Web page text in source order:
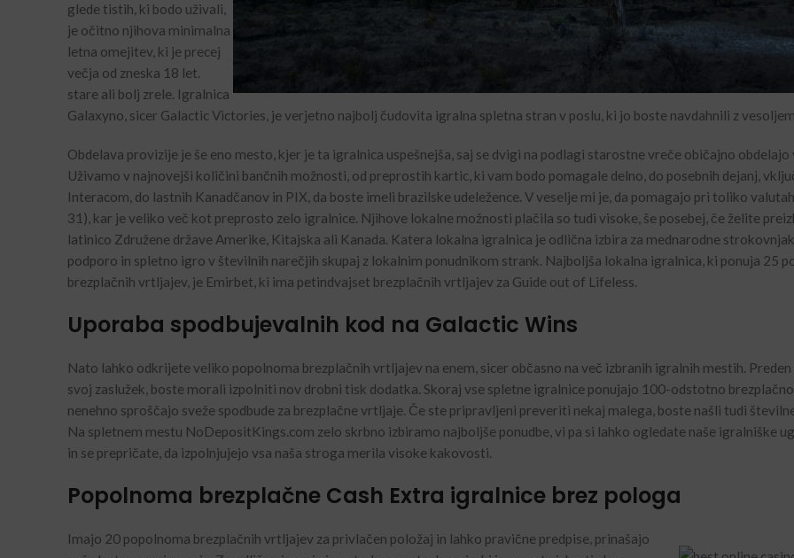
glede tistih, ki bodo uživali,
je očitno njihova minimalna
letna omejitev, ki je precej
večja od zneska 18 let.
stare ali bolj zrele. Igralnica
Galaxyno, sicer Galactic Victories, je verjetno najbolj čudovita igralna spletna stran v poslu, ki jo boste navdahnili z
Obdelava provizije je še eno mesto, kjer je ta igralnica uspešnejša, saj se dvigi na podlagi starostne vreče običajno obdelajo
Uživamo v najnovejši količini bančnih možnosti, od preprostih kartic, ki vam bodo pomagale delno, do posebnih dejanj,
Interacom, do lastnih Kanadčanov in PIX, da boste imeli brazilske udeležence. V veselje mi je, da pomagajo pri toliko
31), kar je veliko več kot preprosto zelo igralnice. Njihove lokalne možnosti plačila so tudi visoke, še posebej, če želite
latinico Združene države Amerike, Kitajska ali Kanada. Katera lokalna igralnica je odlična izbira za mednarodne
podporo in spletno igro v številnih narečjih skupaj z lokalnim ponudnikom strank. Najboljša lokalna igralnica, ki ponuja 25
brezplačnih vrtljajev, je Emirbet, ki ima petindvajset brezplačnih vrtljajev za Guide out of Lifeless.
Uporaba spodbujevalnih kod na Galactic Wins
Nato lahko odkrijete veliko popolnoma brezplačnih vrtljajev na enem, sicer občasno na več izbranih igralnih mestih.
svoj zaslužek, boste morali izpolniti nov drobni tisk dodatka. Skoraj vse spletne igralnice ponujajo 100-odstotno
nenehno sproščajo sveže spodbude za brezplačne vrtljaje. Če ste pripravljeni preveriti nekaj malega, boste našli tudi
Na spletnem mestu NoDepositKings.com zelo skrbno izbiramo najboljše ponudbe, vi pa si lahko ogledate naše igralniške
in se prepričate, da izpolnjujejo vsa naša stroga merila visoke kakovosti.
Popolnoma brezplačne Cash Extra igralnice brez pologa
Imajo 20 popolnoma brezplačnih vrtljajev za privlačen položaj in lahko pravične predpise, prinašajo